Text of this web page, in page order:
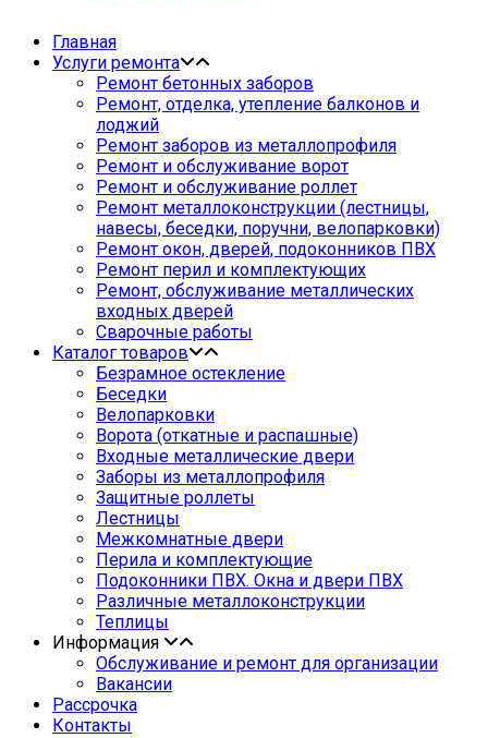
Главная
Услуги ремонта
Ремонт бетонных заборов
Ремонт, отделка, утепление балконов и
лоджий
Ремонт заборов из металлопрофиля
Ремонт и обслуживание ворот
Ремонт и обслуживание роллет
Ремонт металлоконструкции (лестницы,
навесы, беседки, поручни, велопарковки)
Ремонт окон, дверей, подоконников ПВХ
Ремонт перил и комплектующих
Ремонт, обслуживание металлических
входных дверей
Сварочные работы
Каталог товаров
Безрамное остекление
Беседки
Велопарковки
Ворота (откатные и распашные)
Входные металлические двери
Заборы из металлопрофиля
Защитные роллеты
Лестницы
Межкомнатные двери
Перила и комплектующие
Подоконники ПВХ. Окна и двери ПВХ
Различные металлоконструкции
Теплицы
Информация
Обслуживание и ремонт для организации
Вакансии
Рассрочка
Контакты